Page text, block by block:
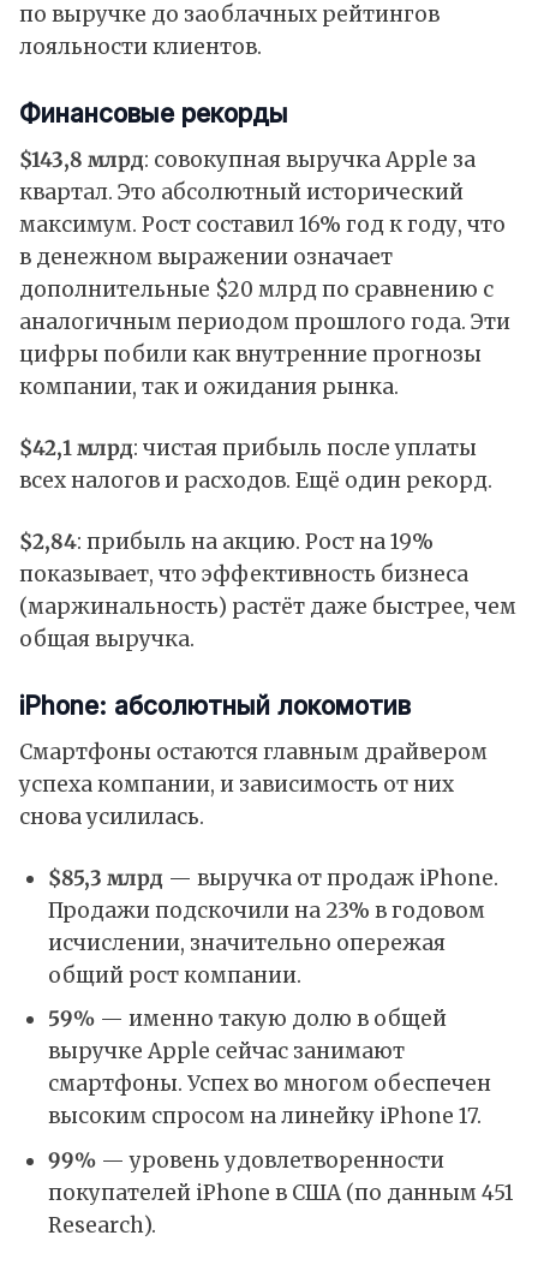
по выручке до заоблачных рейтингов
лояльности клиентов.
Финансовые рекорды
$143,8 млрд: совокупная выручка Apple за
квартал. Это абсолютный исторический
максимум. Рост составил 16% год к году, что
в денежном выражении означает
дополнительные $20 млрд по сравнению с
аналогичным периодом прошлого года. Эти
цифры побили как внутренние прогнозы
компании, так и ожидания рынка.
$42,1 млрд: чистая прибыль после уплаты
всех налогов и расходов. Ещё один рекорд.
$2,84: прибыль на акцию. Рост на 19%
показывает, что эффективность бизнеса
(маржинальность) растёт даже быстрее, чем
общая выручка.
iPhone: абсолютный локомотив
Смартфоны остаются главным драйвером
успеха компании, и зависимость от них
снова усилилась.
$85,3 млрд— выручка от продаж iPhone.
Продажи подскочили на 23% в годовом
исчислении, значительно опережая
общий рост компании.
59%— именно такую долю в общей
выручке Apple сейчас занимают
смартфоны. Успех во многом обеспечен
высоким спросом на линейку iPhone 17.
99%— уровень удовлетворенности
покупателей iPhone в США (по данным 451
Research).